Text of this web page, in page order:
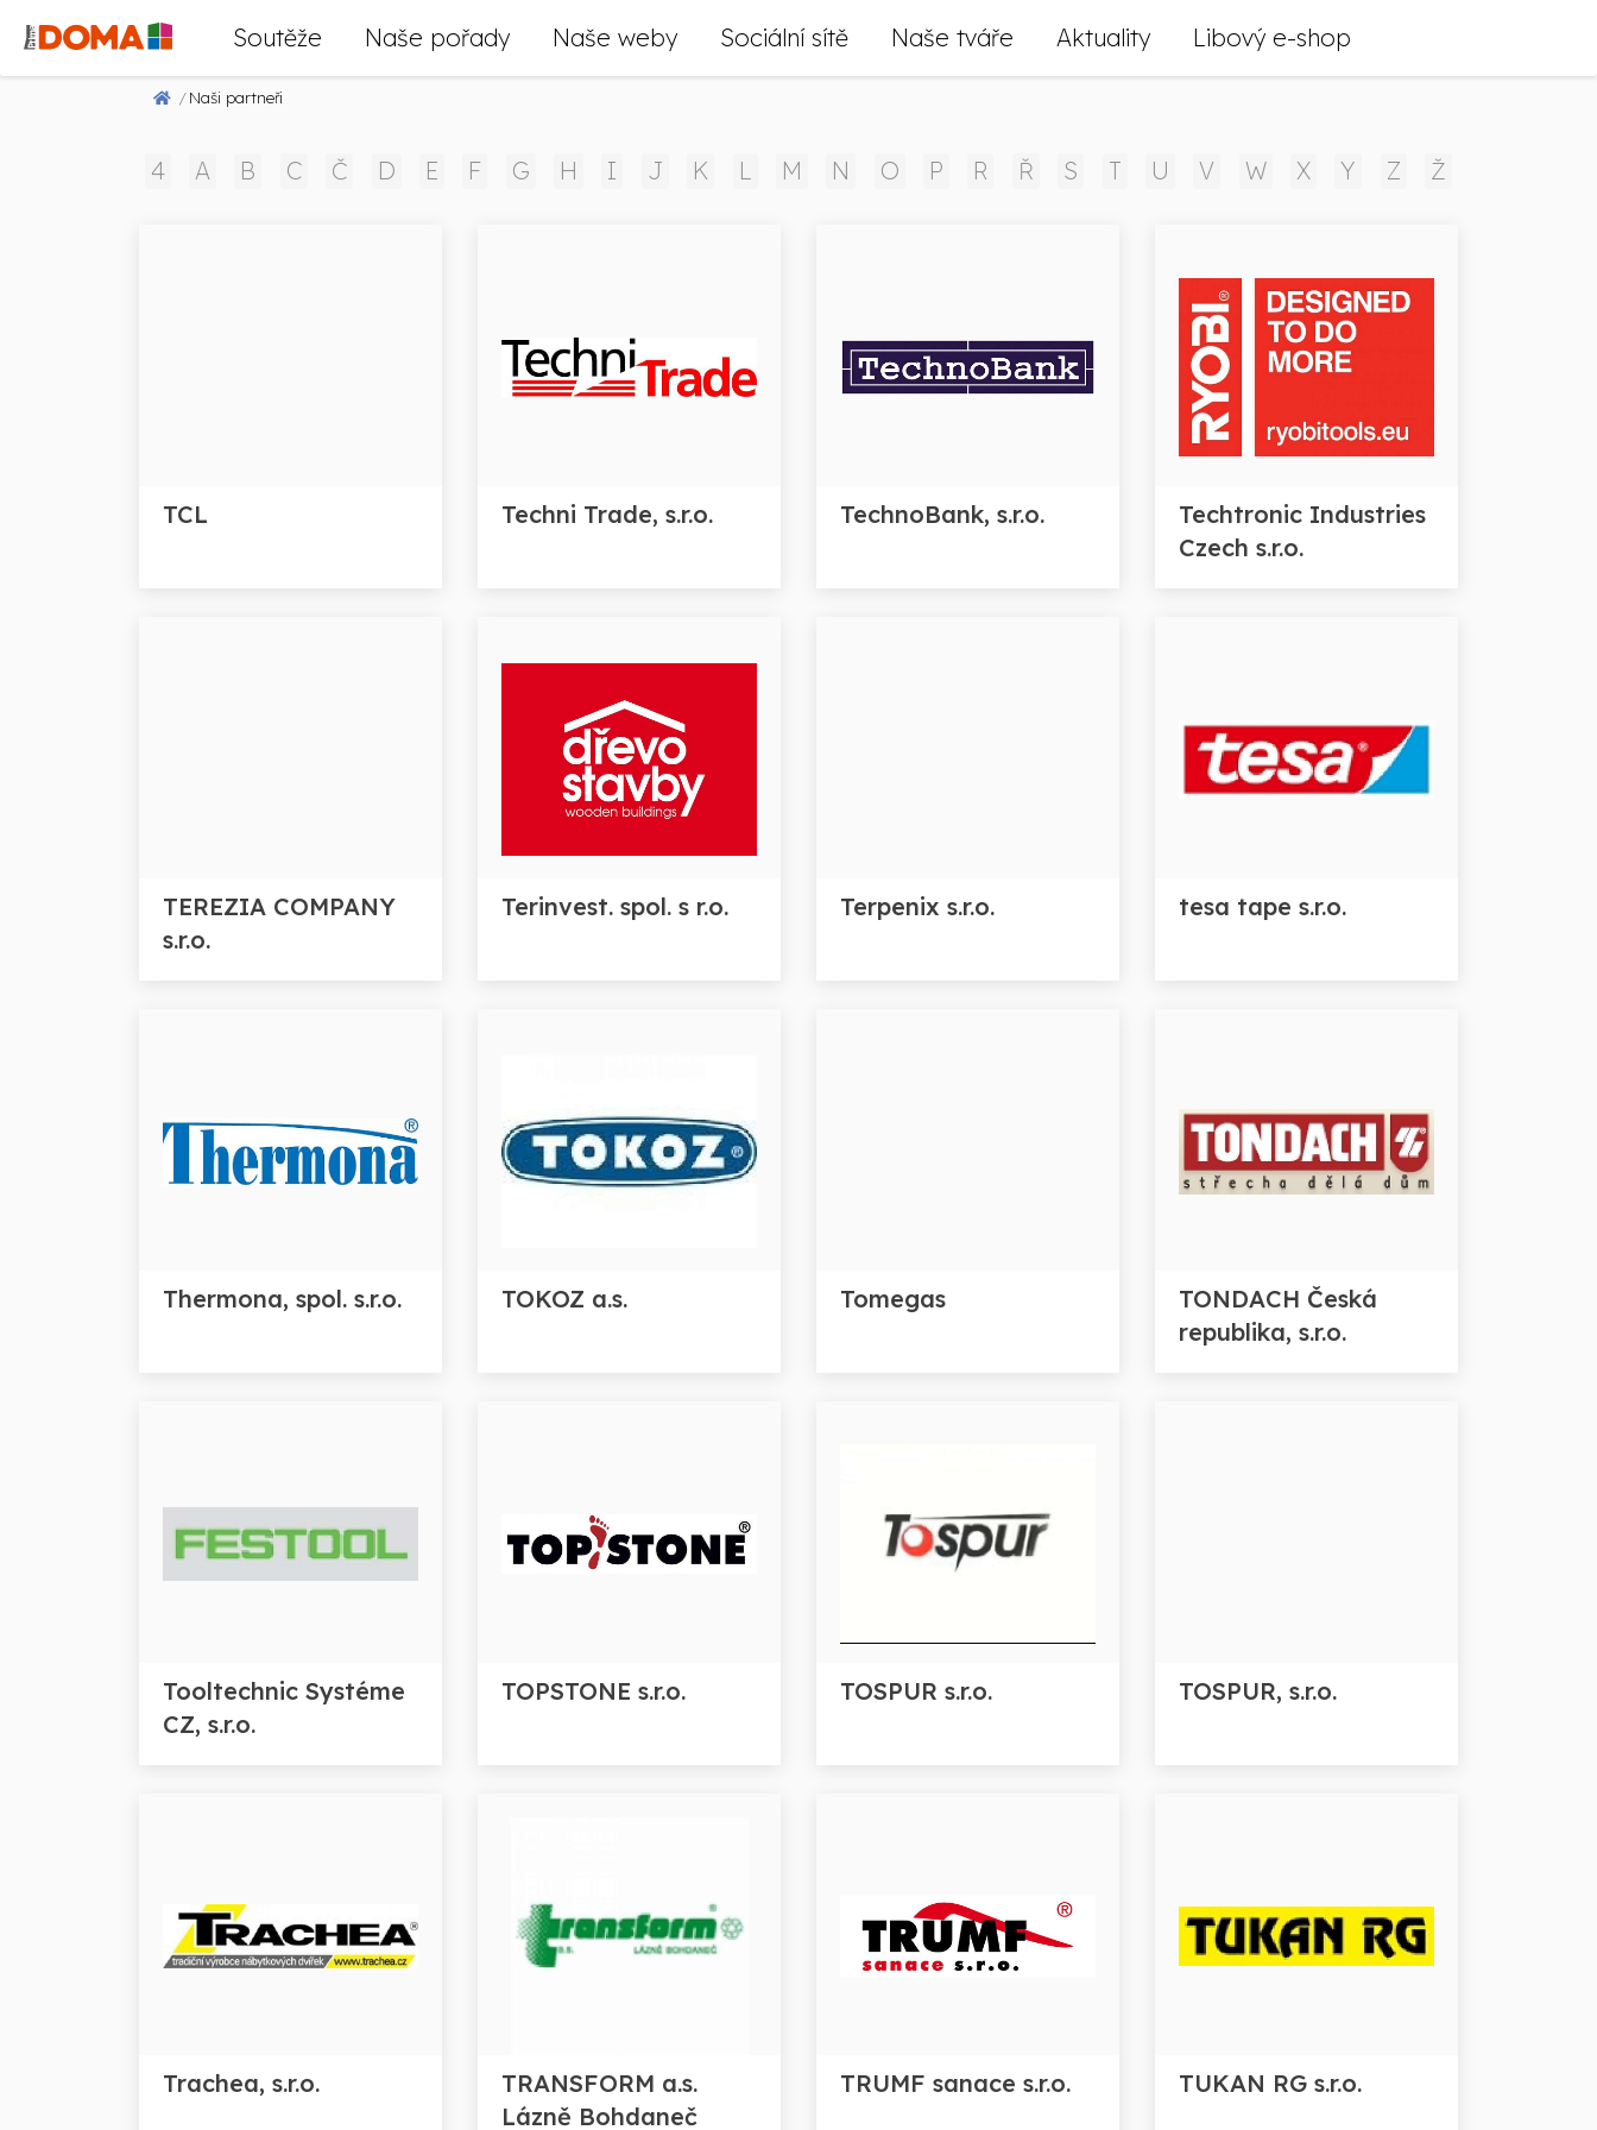
Soutěže Naše pořady Naše weby Sociální sítě Naše tváře Aktuality Libový e-shop
Naši partneři
4 A B C Č D E F G H I J K L M N O P R Ř S T U V W X Y Z Ž
TCL Techni Trade, s.r.o. TechnoBank, s.r.o.
Techtronic Industries
Czech s.r.o.
TEREZIA COMPANY
s.r.o.
Terinvest. spol. s r.o. Terpenix s.r.o. tesa tape s.r.o.
Thermona, spol. s.r.o. TOKOZ a.s. Tomegas
TONDACH Česká
republika, s.r.o.
Tooltechnic Systéme
CZ, s.r.o.
TOPSTONE s.r.o. TOSPUR s.r.o. TOSPUR, s.r.o.
Trachea, s.r.o.
TRANSFORM a.s.
Lázně Bohdaneč
TRUMF sanace s.r.o. TUKAN RG s.r.o.